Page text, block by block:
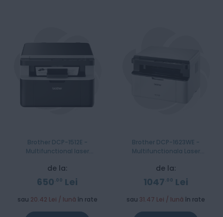
Brother DCP-1512E -
Multifunctional laser
de la:
650 00 Lei
sau 20.42 Lei / lună în rate
Brother DCP-1623WE -
Multifunctionala Laser
de la:
1047 00 Lei
sau 31.47 Lei / lună în rate